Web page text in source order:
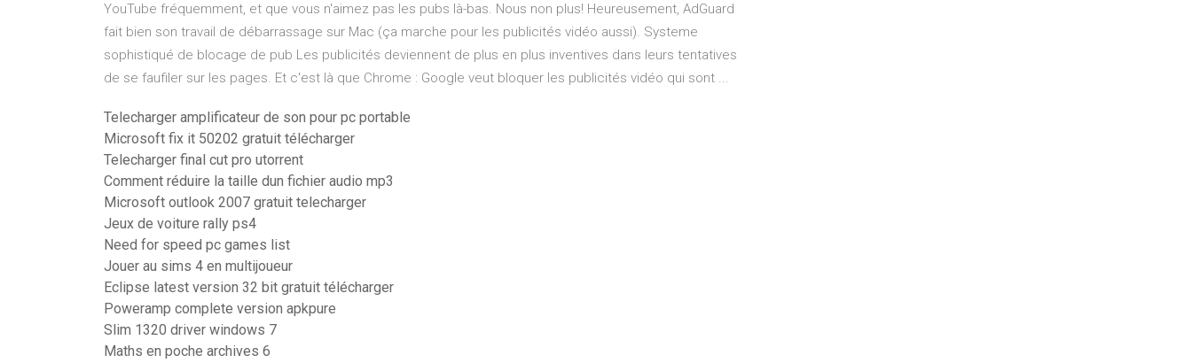
YouTube fréquemment, et que vous n'aimez pas les pubs là-bas. Nous non plus! Heureusement, AdGuard
fait bien son travail de débarrassage sur Mac (ça marche pour les publicités vidéo aussi). Systeme
sophistiqué de blocage de pub Les publicités deviennent de plus en plus inventives dans leurs tentatives
de se faufiler sur les pages. Et c'est là que Chrome : Google veut bloquer les publicités vidéo qui sont ...
Telecharger amplificateur de son pour pc portable
Microsoft fix it 50202 gratuit télécharger
Telecharger final cut pro utorrent
Comment réduire la taille dun fichier audio mp3
Microsoft outlook 2007 gratuit telecharger
Jeux de voiture rally ps4
Need for speed pc games list
Jouer au sims 4 en multijoueur
Eclipse latest version 32 bit gratuit télécharger
Poweramp complete version apkpure
Slim 1320 driver windows 7
Maths en poche archives 6